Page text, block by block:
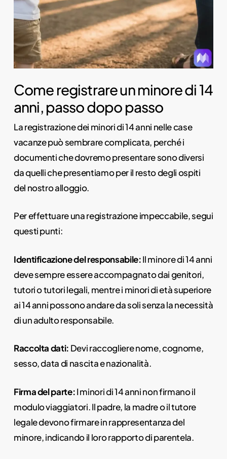
Come registrare un minore di 14
anni, passo dopo passo
La registrazione dei minori di 14 anni nelle case
vacanze può sembrare complicata, perché i
documenti che dovremo presentare sono diversi
da quelli che presentiamo per il resto degli ospiti
del nostro alloggio.
Per effettuare una registrazione impeccabile, segui
questi punti:
Identificazione del responsabile:Il minore di 14 anni
deve sempre essere accompagnato dai genitori,
tutori o tutori legali, mentre i minori di età superiore
ai 14 anni possono andare da soli senza la necessità
di un adulto responsabile.
Raccolta dati: Devi raccogliere nome, cognome,
sesso, data di nascita e nazionalità.
Firma del parte:I minori di 14 anni non firmano il
modulo viaggiatori. Il padre, la madre o il tutore
legale devono firmare in rappresentanza del
minore, indicando il loro rapporto di parentela.